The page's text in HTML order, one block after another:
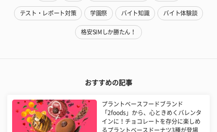
テスト・レポート対策 学園祭 バイト知識 バイト体験談
格安SIMしか勝たん！
おすすめの記事
プラントベースフードブランド
「2foods」から、心ときめくバレンタ
インに！チョコレートを存分に楽しめ
るプラントベースドーナツ3種が登場